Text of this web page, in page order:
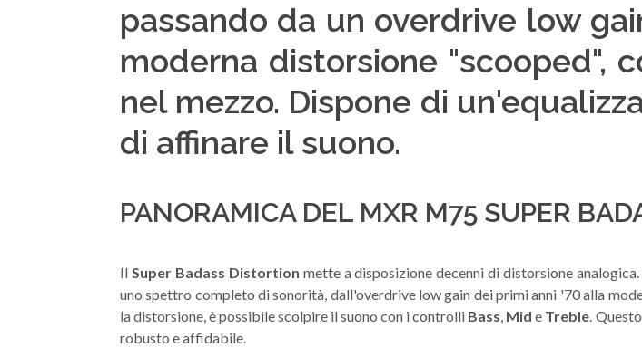
passando da un overdrive low
moderna distorsione "scooped",
nel mezzo. Dispone di
di affinare il suono.
PANORAMICA DEL MXR M75 SUPER
Il Super Badass Distortion mette a disposizione decenni di distorsione
uno spettro completo di sonorità, dall'overdrive low gain dei primi anni '70 alla
la distorsione, è possibile scolpire il suono con i controlli Bass, Mid e Treble.
robusto e affidabile.